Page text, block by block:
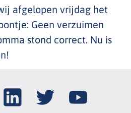
afgelopen vrijdag het
Geen verzuimen
stond correct. Nu is